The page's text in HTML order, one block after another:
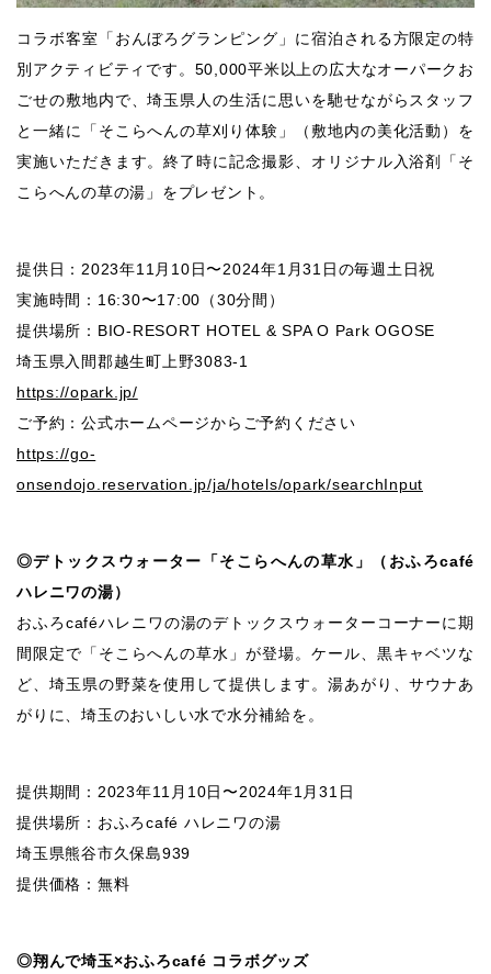
コラボ客室「おんぼろグランピング」に宿泊される方限定の特
別アクティビティです。50,000平米以上の広大なオーパークお
ごせの敷地内で、埼玉県人の生活に思いを馳せながらスタッフ
と一緒に「そこらへんの草刈り体験」（敷地内の美化活動）を
実施いただきます。終了時に記念撮影、オリジナル入浴剤「そ
こらへんの草の湯」をプレゼント。
提供日：2023年11月10日〜2024年1月31日の毎週土日祝
実施時間：16:30〜17:00（30分間）
提供場所：BIO-RESORT HOTEL & SPA O Park OGOSE
埼玉県入間郡越生町上野3083-1
https://opark.jp/
ご予約：公式ホームページからご予約ください
https://go-
onsendojo.reservation.jp/ja/hotels/opark/searchInput
◎デトックスウォーター「そこらへんの草水」（おふろcafé
ハレニワの湯）
おふろcaféハレニワの湯のデトックスウォーターコーナーに期
間限定で「そこらへんの草水」が登場。ケール、黒キャベツな
ど、埼玉県の野菜を使用して提供します。湯あがり、サウナあ
がりに、埼玉のおいしい水で水分補給を。
提供期間：2023年11月10日〜2024年1月31日
提供場所：おふろcafé ハレニワの湯
埼玉県熊谷市久保島939
提供価格：無料
◎翔んで埼玉×おふろcafé コラボグッズ